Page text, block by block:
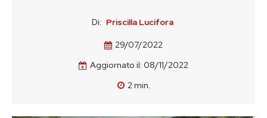
Di: Priscilla Lucifora
29/07/2022
Aggiornato il: 08/11/2022
2min.